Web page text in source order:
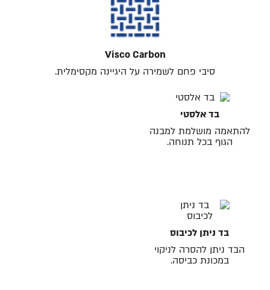
Visco Carbon
סיבי פחם לשמירה על היגיינה מקסימלית.
בד אלסטי
להתאמה מושלמת למבנה
הגוף בכל תנוחה.
בד ניתן לכיבוס
הבד ניתן להסרה לניקוי
במכונת כביסה.